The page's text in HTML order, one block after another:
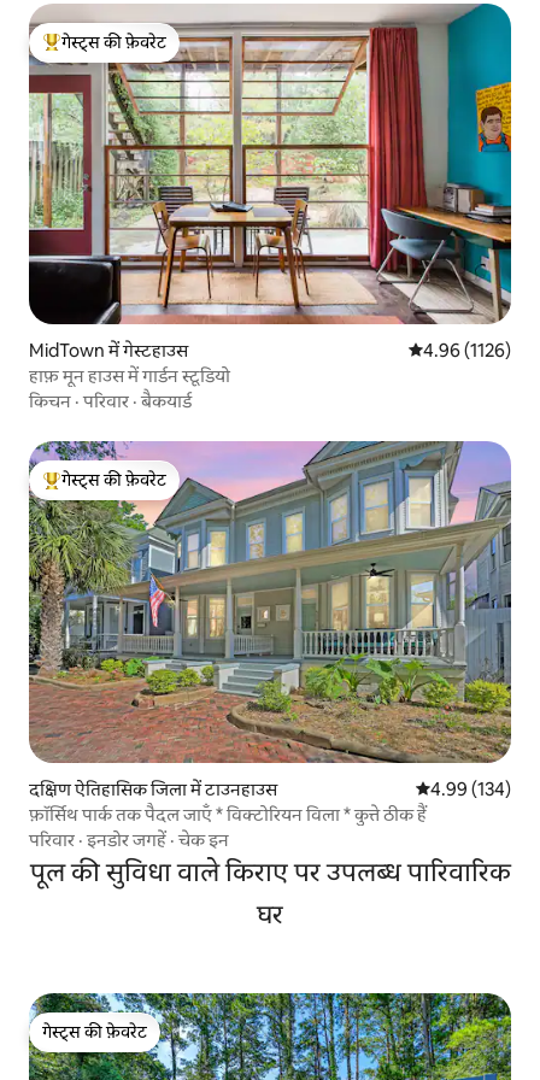
गेस्ट्स का टॉप फ़ेवरेट
गेस्ट्स की फ़ेवरेट
MidTown में गेस्टहाउस औसत रेटिंग 5 में से
4.96 (1126)
हाफ़ मून हाउस में गार्डन स्टूडियो
किचन ·परिवार ·बैकयार्ड
गेस्ट्स का टॉप फ़ेवरेट
गेस्ट्स की फ़ेवरेट
दक्षिण ऐतिहासिक जिला में टाउनहाउस औसत रेटिंग 5 में से
4.99 (134)
फ़ॉर्सिथ पार्क तक पैदल जाएँ * विक्टोरियन विला * कुत्ते ठीक हैं
परिवार ·इनडोर जगहें ·चेक इन
पूल की सुविधा वाले किराए पर उपलब्ध पारिवारिक
घर
गेस्ट्स की फ़ेवरेट
गेस्ट्स की फ़ेवरेट